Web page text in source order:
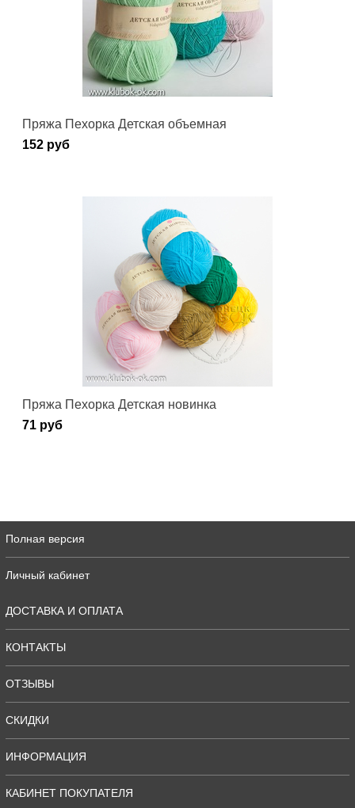
Пряжа Пехорка Детская объемная
152 руб
Пряжа Пехорка Детская новинка
71 руб
Полная версия
Личный кабинет
ДОСТАВКА И ОПЛАТА
КОНТАКТЫ
ОТЗЫВЫ
СКИДКИ
ИНФОРМАЦИЯ
КАБИНЕТ ПОКУПАТЕЛЯ